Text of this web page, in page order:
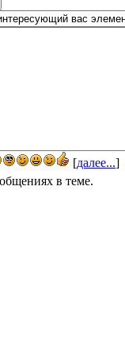
[далее...]
в теме.